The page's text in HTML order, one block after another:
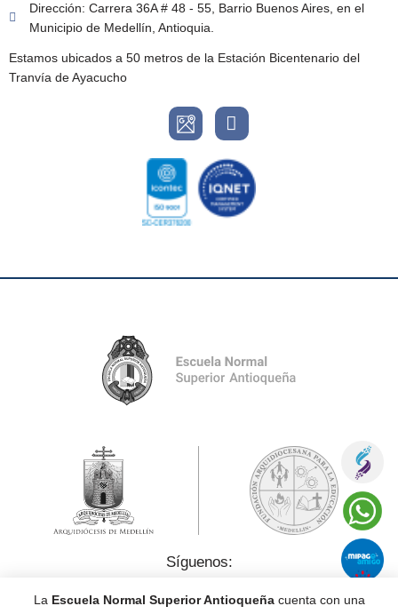
Dirección: Carrera 36A # 48 - 55, Barrio Buenos Aires, en el
Municipio de Medellín, Antioquia.
Estamos ubicados a 50 metros de la Estación Bicentenario del
Tranvía de Ayacucho
Síguenos:
La Escuela Normal Superior Antioqueñacuenta con una